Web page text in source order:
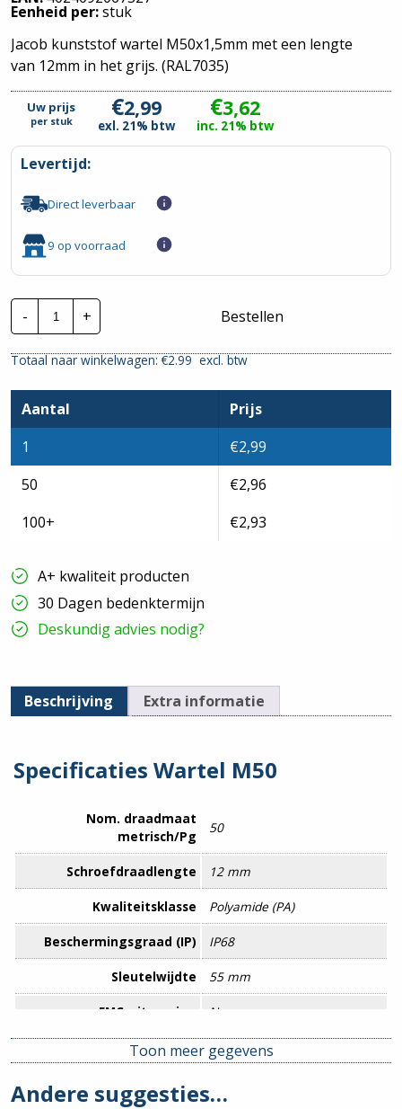
Eenheid per:stuk
Jacob kunststof wartel M50x1,5mm met een lengte
van 12mm in het grijs. (RAL7035)
Uw prijs
per stuk €2,99
exl. 21% btw
€3,62
inc. 21% btw
Levertijd:
Direct leverbaar
9 op voorraad
-
Jacob
kunststof
wartel
M50x1,5mm
12mm
Grijs
hoeveelheid
+ Bestellen
Totaal naar winkelwagen: €2.99excl. btw
Aantal
Prijs
1
€2,99
50
€2,96
100+
€2,93
A+ kwaliteit producten
30 Dagen bedenktermijn
Deskundig advies nodig?
Beschrijving Extra informatie
Specificaties Wartel M50
Nom. draadmaat
metrisch/Pg
50
Schroefdraadlengte 12 mm
Kwaliteitsklasse Polyamide (PA)
Beschermingsgraad (IP) IP68
Sleutelwijdte 55 mm
EMC-uitvoering Nee
Deelbare koppeling/wartel Nee
Toon meer gegevens
Andere suggesties…